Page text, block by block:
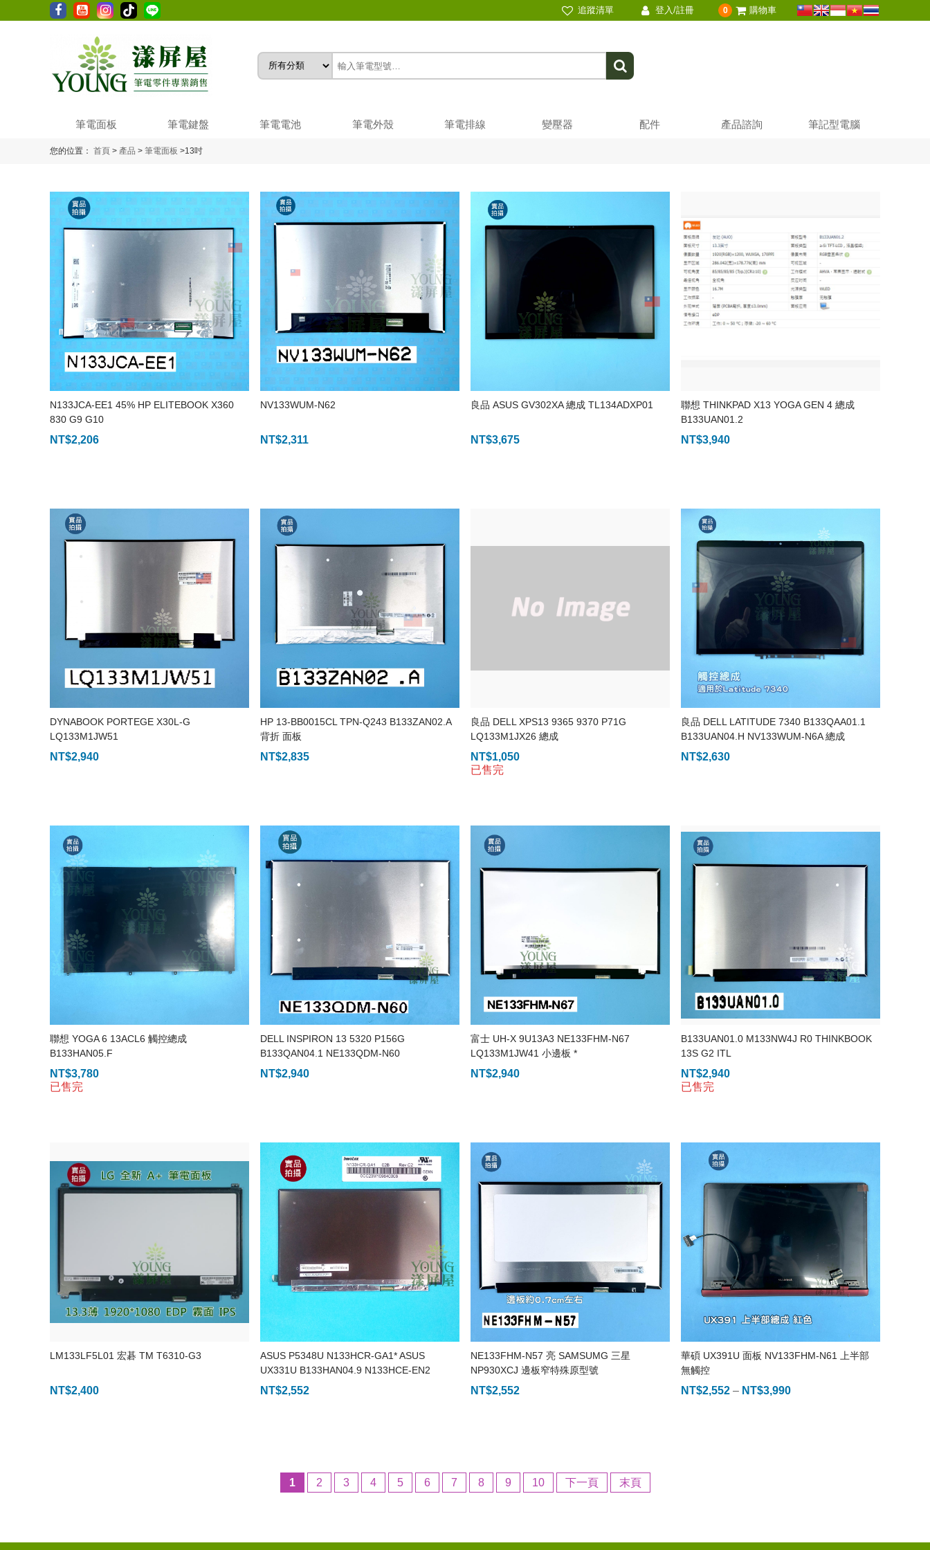
追蹤清單 登入/註冊 0 購物車
筆電面板 筆電鍵盤 筆電電池 筆電外殼 筆電排線 變壓器 配件 產品諮詢 筆記型電腦
您的位置： 首頁 > 產品 > 筆電面板 >13吋
N133JCA-EE1 45% HP ELITEBOOK X360
830 G9 G10
NT$2,206
NV133WUM-N62
NT$2,311
良品 ASUS GV302XA 總成 TL134ADXP01
NT$3,675
聯想 THINKPAD X13 YOGA GEN 4 總成
B133UAN01.2
NT$3,940
DYNABOOK PORTEGE X30L-G
LQ133M1JW51
NT$2,940
HP 13-BB0015CL TPN-Q243 B133ZAN02.A
背折 面板
NT$2,835
良品 DELL XPS13 9365 9370 P71G
LQ133M1JX26 總成
NT$1,050
已售完
良品 DELL LATITUDE 7340 B133QAA01.1
B133UAN04.H NV133WUM-N6A 總成
NT$2,630
聯想 YOGA 6 13ACL6 觸控總成
B133HAN05.F
NT$3,780
已售完
DELL INSPIRON 13 5320 P156G
B133QAN04.1 NE133QDM-N60
NT$2,940
富士 UH-X 9U13A3 NE133FHM-N67
LQ133M1JW41 小邊板 *
NT$2,940
B133UAN01.0 M133NW4J R0 THINKBOOK
13S G2 ITL
NT$2,940
已售完
LM133LF5L01 宏碁 TM T6310-G3
NT$2,400
ASUS P5348U N133HCR-GA1* ASUS
UX331U B133HAN04.9 N133HCE-EN2
NT$2,552
NE133FHM-N57 亮 SAMSUMG 三星
NP930XCJ 邊板窄特殊原型號
NT$2,552
華碩 UX391U 面板 NV133FHM-N61 上半部
無觸控
NT$2,552 – NT$3,990價
1 2 3 4 5 6 7 8 9 10 下一頁 末頁